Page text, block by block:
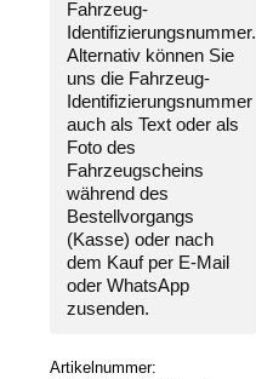
2005-
2009
Menge
Fahrzeug-
Identifizierungsnummer.
Alternativ können Sie
uns die Fahrzeug-
Identifizierungsnummer
auch als Text oder als
Foto des
Fahrzeugscheins
während des
Bestellvorgangs
(Kasse) oder nach
dem Kauf per E-Mail
oder WhatsApp
zusenden.
Artikelnummer: